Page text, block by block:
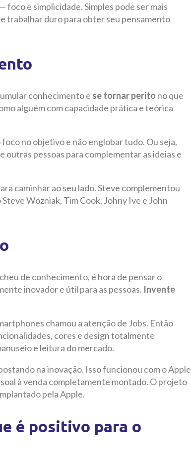
foco e simplicidade. Simples pode ser mais
trabalhar duro para obter seu pensamento
conhecimento e se tornar perito no que
alguém com capacidade prática e teórica
no objetivo e não englobar tudo. Ou seja,
outras pessoas para complementar as ideias e
caminhar ao seu lado. Steve complementou
Wozniak, Tim Cook, Johny Ive e John
de conhecimento, é hora de pensar o
inovador e útil para as pessoas. Invente
chamou a atenção de Jobs. Então
cores e design totalmente
e leitura do mercado.
na inovação. Isso funcionou com o Apple
à venda completamente montado. O projeto
pela Apple.
é positivo para o